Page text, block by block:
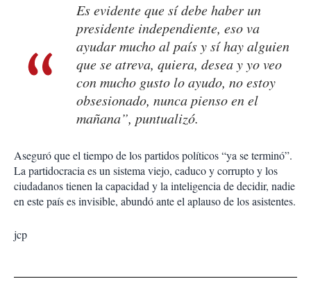
Es evidente que sí debe haber un
presidente independiente, eso va
ayudar mucho al país y sí hay alguien
que se atreva, quiera, desea y yo veo
con mucho gusto lo ayudo, no estoy
obsesionado, nunca pienso en el
mañana”, puntualizó.
Aseguró que el tiempo de los partidos políticos “ya se terminó”.
La partidocracia es un sistema viejo, caduco y corrupto y los
ciudadanos tienen la capacidad y la inteligencia de decidir, nadie
en este país es invisible, abundó ante el aplauso de los asistentes.
jcp